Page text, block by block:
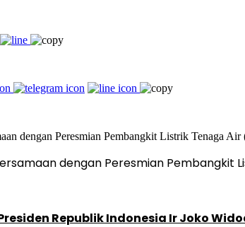
dengan Peresmian Pembangkit
Republik Indonesia Ir Joko